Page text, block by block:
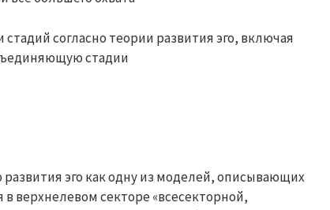
согласно теории развития эго, включая
стадии
эго как одну из моделей, описывающих
верхнелевом секторе «всесекторной,